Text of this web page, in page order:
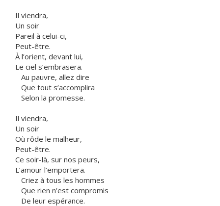
Il viendra,
Un soir
Pareil à celui-ci,
Peut-être.
À l’orient, devant lui,
Le ciel s’embrasera.
Au pauvre, allez dire
Que tout s’accomplira
Selon la promesse.
Il viendra,
Un soir
Où rôde le malheur,
Peut-être.
Ce soir-là, sur nos peurs,
L’amour l’emportera.
Criez à tous les hommes
Que rien n’est compromis
De leur espérance.